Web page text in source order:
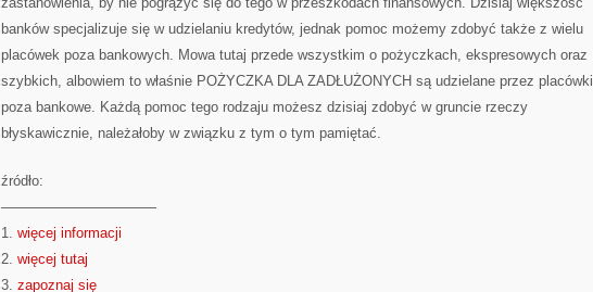
banków specjalizuje się w udzielaniu kredytów, jednak pomoc możemy zdobyć także z wielu
placówek poza bankowych. Mowa tutaj przede wszystkim o pożyczkach, ekspresowych oraz
szybkich, albowiem to właśnie POŻYCZKA DLA ZADŁUŻONYCH są udzielane przez placówki
poza bankowe. Każdą pomoc tego rodzaju możesz dzisiaj zdobyć w gruncie rzeczy
błyskawicznie, należałoby w związku z tym o tym pamiętać.
źródło:
———————————
1. więcej informacji
2. więcej tutaj
3. zapoznaj się